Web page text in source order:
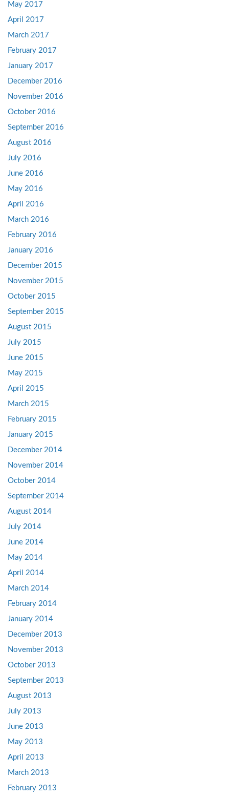
May 2017
April 2017
March 2017
February 2017
January 2017
December 2016
November 2016
October 2016
September 2016
August 2016
July 2016
June 2016
May 2016
April 2016
March 2016
February 2016
January 2016
December 2015
November 2015
October 2015
September 2015
August 2015
July 2015
June 2015
May 2015
April 2015
March 2015
February 2015
January 2015
December 2014
November 2014
October 2014
September 2014
August 2014
July 2014
June 2014
May 2014
April 2014
March 2014
February 2014
January 2014
December 2013
November 2013
October 2013
September 2013
August 2013
July 2013
June 2013
May 2013
April 2013
March 2013
February 2013